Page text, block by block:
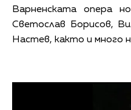
Варненската опера
Светослав Борисов,
Настев, както и много